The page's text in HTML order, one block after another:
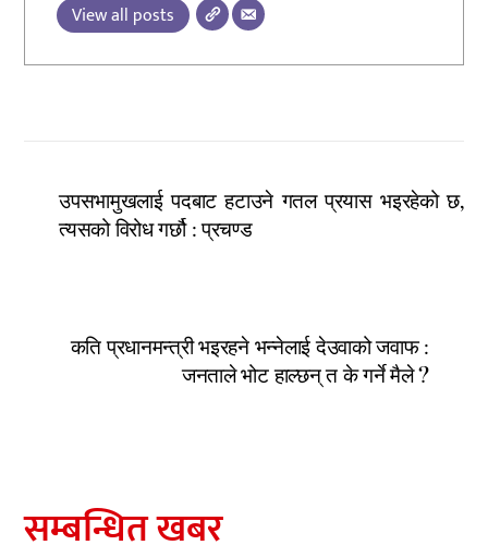
View all posts
उपसभामुखलाई पदबाट हटाउने गतल प्रयास भइरहेको छ,
त्यसको विरोध गर्छौ : प्रचण्ड
कति प्रधानमन्त्री भइरहने भन्नेलाई देउवाको जवाफ :
जनताले भोट हाल्छन् त के गर्ने मैले ?
सम्बन्धित खबर